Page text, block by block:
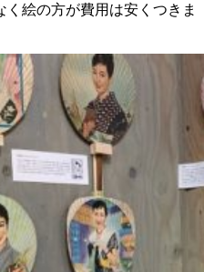
絵の方が費用は安くつきま